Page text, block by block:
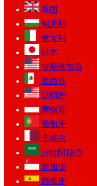
英国
匈牙利
意大利
日本
拉斯维加斯
墨西哥
迈阿密
摩纳哥
葡萄牙
卡塔尔
沙特阿拉伯
新加坡
西班牙